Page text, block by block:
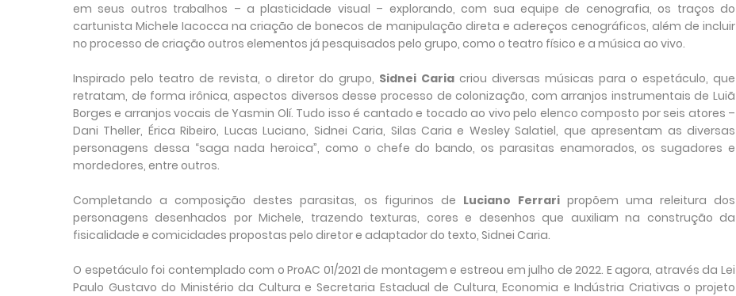
em seus outros trabalhos – a plasticidade visual – explorando, com sua equipe de cenografia, os traços do
cartunista Michele Iacocca na criação de bonecos de manipulação direta e adereços cenográficos, além de incluir
no processo de criação outros elementos já pesquisados pelo grupo, como o teatro físico e a música ao vivo.
Inspirado pelo teatro de revista, o diretor do grupo, Sidnei Caria criou diversas músicas para o espetáculo, que
retratam, de forma irônica, aspectos diversos desse processo de colonização, com arranjos instrumentais de Luiã
Borges e arranjos vocais de Yasmin Olí. Tudo isso é cantado e tocado ao vivo pelo elenco composto por seis atores –
Dani Theller, Érica Ribeiro, Lucas Luciano, Sidnei Caria, Silas Caria e Wesley Salatiel, que apresentam as diversas
personagens dessa “saga nada heroica”, como o chefe do bando, os parasitas enamorados, os sugadores e
mordedores, entre outros.
Completando a composição destes parasitas, os figurinos de Luciano Ferrari propõem uma releitura dos
personagens desenhados por Michele, trazendo texturas, cores e desenhos que auxiliam na construção da
fisicalidade e comicidades propostas pelo diretor e adaptador do texto, Sidnei Caria.
O espetáculo foi contemplado com o ProAC 01/2021 de montagem e estreou em julho de 2022. E agora, através da Lei
Paulo Gustavo do Ministério da Cultura e Secretaria Estadual de Cultura, Economia e Indústria Criativas o projeto